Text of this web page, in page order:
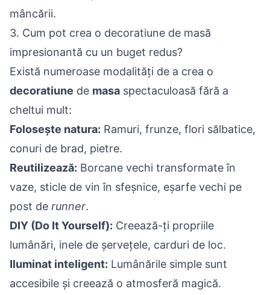
mâncării.
3. Cum pot crea o decoratiune de masă
impresionantă cu un buget redus?
Există numeroase modalități de a crea o
decoratiune de masa spectaculoasă fără a
cheltui mult:
Folosește natura: Ramuri, frunze, flori sălbatice,
conuri de brad, pietre.
Reutilizează: Borcane vechi transformate în
vaze, sticle de vin în sfeșnice, eșarfe vechi pe
post de runner.
DIY (Do It Yourself): Creează-ți propriile
lumânări, inele de șervețele, carduri de loc.
Iluminat inteligent: Lumânările simple sunt
accesibile și creează o atmosferă magică.